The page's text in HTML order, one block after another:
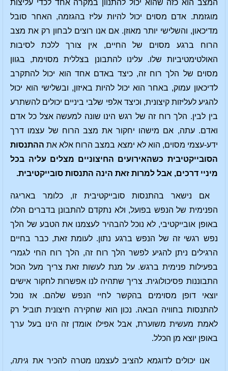
המצב הוא כזה שהוא יכול להתנוון במקרה אחד לכדי עליצות
מוגזמת. אדם מסוים יכול להיות עליז בהגזמה, האחר סובל
מדיכאון, והשלישי יותר מאוזן. אם אנו רוצים לבחון רק את מצב
הרוח ברגע מסוים של החיים, אין צורך ללכת לסיבות
האולטימטיביות שלו. עלינו להתבונן בצללית מסוימת, בגוון
מסוים של הלך רוח זה, כיצד באדם אחד הוא יכול להתקרב
לדיכאון עמוק, באחר הוא יכול להיות באיזון, ובשלישי הוא יכול
להגיע לעליזות קיצונית, וכיצד אלפי שלבי ביניים יכולים להשתרע
בין לבין. הלך רוח זה של רגש הינו שונה למעשה אצל כל אדם
ואדם. עתה, אם מישהו יחקור את מצב הרוח של עצמו דרך
ידע-עצמי מסוים, הוא לא ימצא במצב הרוח אלא את ההתנסות
הסובייקטיבית כשהאירועים החיצוניים מצלים עליה בכל
מיניי דרכים, אבל למרות זאת הינה התנסות סובייקטיבית.
אם נישאר בהתנסות סובייקטיבית זו, כלומר באריגה
הפנימית של הנפש בפועל, ולא נתקדם להתבונן בדברים הללו
באופן אובייקטיבי, לא נוכל להבהיר לעצמנו את הטבע של הלך
נפש רגשי זה של הנפש ברגע נתון. לעומת זאת, כבר בחיים
הרגילים ניתן להגיע לפשר הלך רוח זה, הלך רוח החי לגמרי
בפעילות פנימית ברגש. על מנת לעשות זאת צריך מעל הכול
התבוננות פסיכולוגית. צריך שתהיה לנו אפשרות לחקור אישים
יוצאי דופן מסוימים בהקשר לחיי הנפש שלהם. אז נוכל
להתנסות בחוויה הבאה. נכון הוא שחקירה חיצונית תוביל רק
לאמת מעשית משוערת, אבל אפילו אומדן זה הינו בעל ערך
באופן יוצא מן הכלל.
אנו יכולים לדוגמא להציב לעצמנו מטרה להכיר את גיתה,